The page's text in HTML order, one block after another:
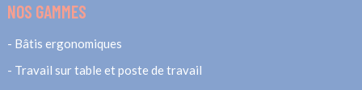
NOS GAMMES
Bâtis ergonomiques
Travail sur table et poste de travail